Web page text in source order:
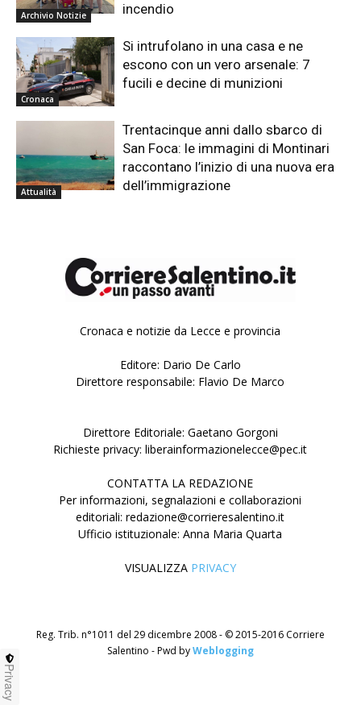
Archivio Notizie
incendio
Cronaca
Si intrufolano in una casa e ne
escono con un vero arsenale: 7
fucili e decine di munizioni
Attualità
Trentacinque anni dallo sbarco di
San Foca: le immagini di Montinari
raccontano l’inizio di una nuova era
dell’immigrazione
Cronaca e notizie da Lecce e provincia
Editore: Dario De Carlo
Direttore responsabile: Flavio De Marco
Direttore Editoriale: Gaetano Gorgoni
Richieste privacy: liberainformazionelecce@pec.it
CONTATTA LA REDAZIONE
Per informazioni, segnalazioni e collaborazioni
editoriali: redazione@corrieresalentino.it
Ufficio istituzionale: Anna Maria Quarta
VISUALIZZA PRIVACY
Reg. Trib. n°1011 del 29 dicembre 2008 - © 2015-2016 Corriere
Salentino - Pwd byWeblogging
Privacy